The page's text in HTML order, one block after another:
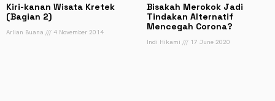
Kiri-kanan Wisata Kretek
(Bagian 2)
Arlian Buana 4 November 2014
Bisakah Merokok Jadi
Tindakan Alternatif
Mencegah Corona?
Indi Hikami 17 June 2020